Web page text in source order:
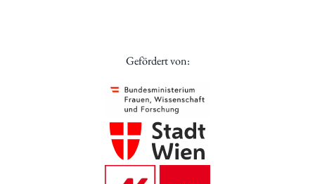
Gefördert von: